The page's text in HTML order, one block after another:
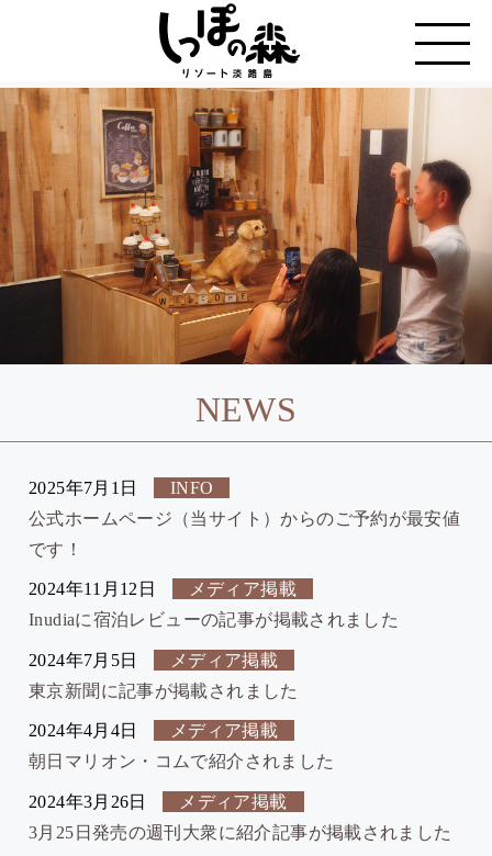
NEWS
2025年7月1日
INFO
公式ホームページ（当サイト）からのご予約が最安値
です！
2024年11月12日
メディア掲載
Inudiaに宿泊レビューの記事が掲載されました
2024年7月5日
メディア掲載
東京新聞に記事が掲載されました
2024年4月4日
メディア掲載
朝日マリオン・コムで紹介されました
2024年3月26日
メディア掲載
3月25日発売の週刊大衆に紹介記事が掲載されました